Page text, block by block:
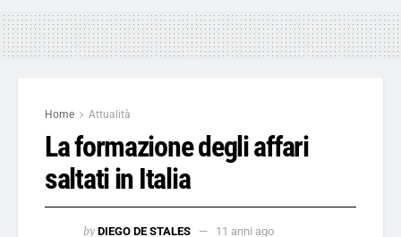
Home Attualità
La formazione degli affari
saltati in Italia
by DIEGO DE STALES 11 anni ago